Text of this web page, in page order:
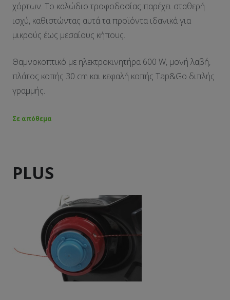
χόρτων. Το καλώδιο τροφοδοσίας παρέχει σταθερή
ισχύ, καθιστώντας αυτά τα προϊόντα ιδανικά για
μικρούς έως μεσαίους κήπους.
Θαμνοκοπτικό με ηλεκτροκινητήρα 600 W, μονή λαβή,
πλάτος κοπής 30 cm και κεφαλή κοπής Tap&Go διπλής
γραμμής.
Σε απόθεμα
PLUS